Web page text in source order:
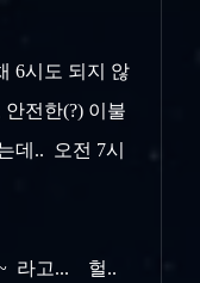
6시도 되지 않
전한(?) 이불
데.. 오전 7시
~ 라고... 헐..